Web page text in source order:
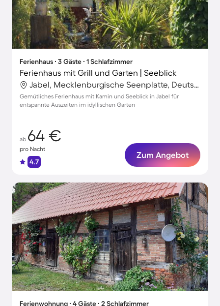
Ferienhaus ∙ 3 Gäste ∙ 1 Schlafzimmer
Ferienhaus mit Grill und Garten | Seeblick
Jabel, Mecklenburgische Seenplatte, Deutschland
Gemütliches Ferienhaus mit Kamin und Seeblick in Jabel für
entspannte Auszeiten im idyllischen Garten
ab 64 €
pro Nacht
4.7
Zum Angebot
Ferienwohnung ∙ 4 Gäste ∙ 2 Schlafzimmer